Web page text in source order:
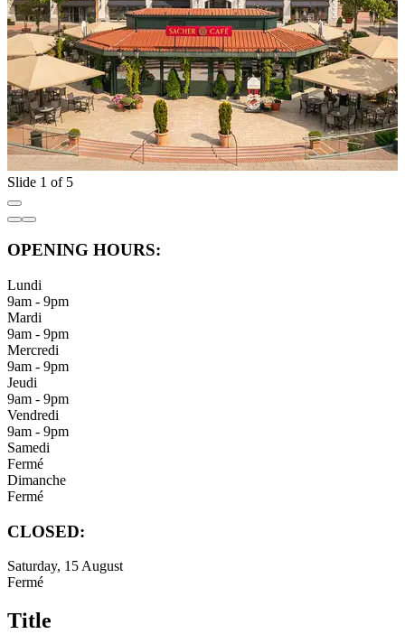
Slide 1 of 5
OPENING HOURS:
Lundi
9am - 9pm
Mardi
9am - 9pm
Mercredi
9am - 9pm
Jeudi
9am - 9pm
Vendredi
9am - 9pm
Samedi
Fermé
Dimanche
Fermé
CLOSED:
Saturday, 15 August
Fermé
Title